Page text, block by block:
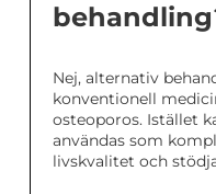
Nej, alternativ
konventionell
osteoporos. Istället
användas som
livskvalitet och